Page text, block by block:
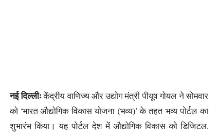
नई दिल्लीःकेंद्रीय वाणिज्य और उद्योग मंत्री पीयूष गोयल ने सोमवार
को ‘भारत औद्योगिक विकास योजना (भव्य)’ के तहत भव्य पोर्टल का
शुभारंभ किया। यह पोर्टल देश में औद्योगिक विकास को डिजिटल,